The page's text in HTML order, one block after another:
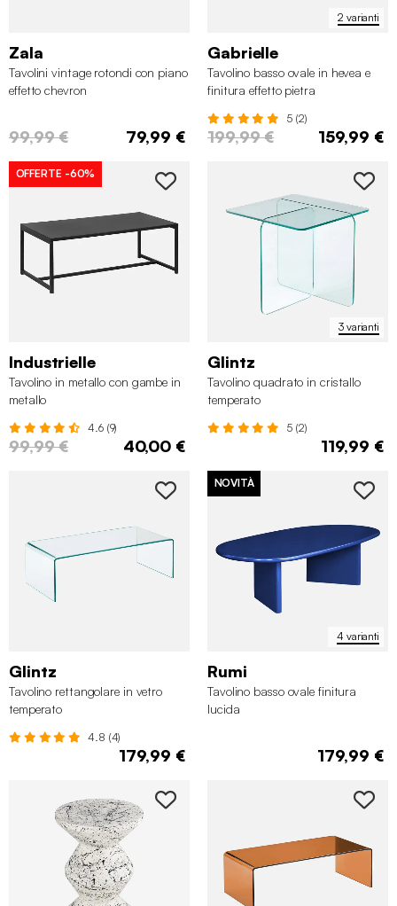
Zala
Tavolini vintage rotondi con piano
effetto chevron
99,99 € 79,99 €
2 varianti
Gabrielle
Tavolino basso ovale in hevea e
finitura effetto pietra
5 (2)
199,99 € 159,99 €
OFFERTE -60%
Industrielle
Tavolino in metallo con gambe in
metallo
4.6 (9)
99,99 € 40,00 €
3 varianti
Glintz
Tavolino quadrato in cristallo
temperato
5 (2)
119,99 €
Glintz
Tavolino rettangolare in vetro
temperato
4.8 (4)
179,99 €
4 varianti
NOVITÀ
Rumi
Tavolino basso ovale finitura
lucida
179,99 €